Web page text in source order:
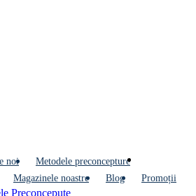
noi
Metodele preconcepture
Мagazinele noastre Blog
Promoții
Preconcepute